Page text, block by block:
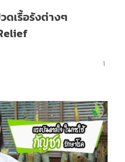
เรื้อรังต่างๆ
1